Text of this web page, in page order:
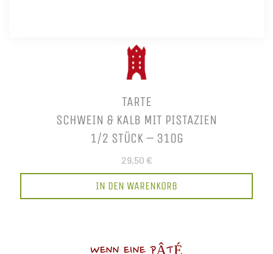
TARTE
SCHWEIN & KALB MIT PISTAZIEN
1/2 STÜCK – 310G
29,50 €
IN DEN WARENKORB
WENN EINE PÂTÉ